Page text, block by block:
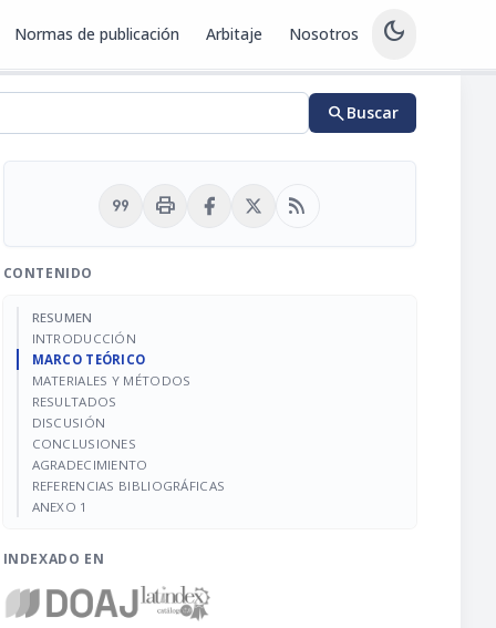
Normas de publicación Arbitaje Nosotros dark_mode
searchBuscar
format_quote print rss_feed
CONTENIDO
RESUMEN
INTRODUCCIÓN
MARCO TEÓRICO
MATERIALES Y MÉTODOS
RESULTADOS
DISCUSIÓN
CONCLUSIONES
AGRADECIMIENTO
REFERENCIAS BIBLIOGRÁFICAS
ANEXO 1
INDEXADO EN